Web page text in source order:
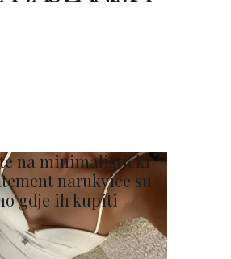
na minimalistički
narukvice su
gdje ih kupiti